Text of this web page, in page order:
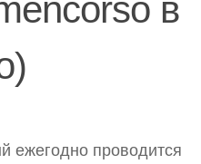
в
ежегодно проводится